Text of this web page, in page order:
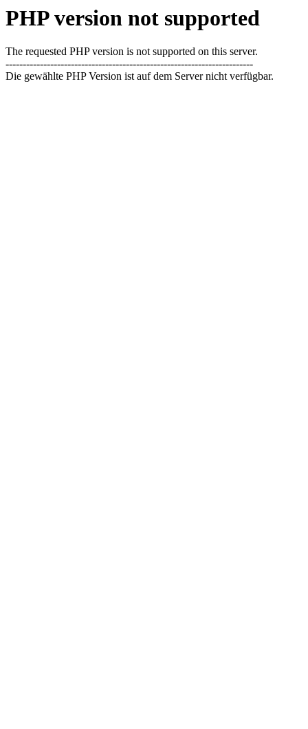
PHP version not supported
The requested PHP version is not supported on this server.
------------------------------------------------------------------------
Die gewählte PHP Version ist auf dem Server nicht verfügbar.